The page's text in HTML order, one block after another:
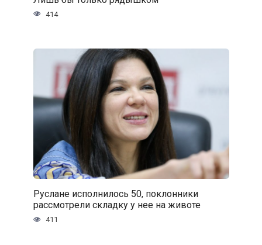
414
Руслане исполнилось 50, поклонники
рассмотрели складку у нее на животе
411